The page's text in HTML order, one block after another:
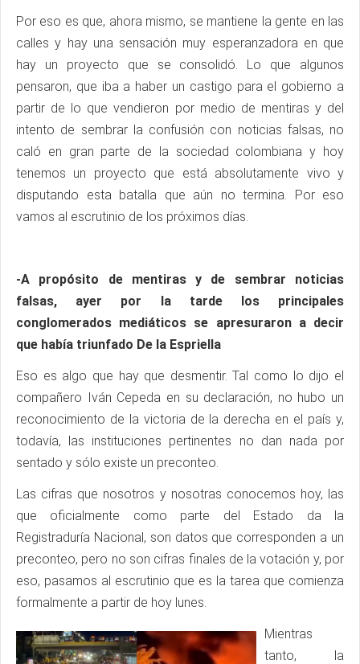
Por eso es que, ahora mismo, se mantiene la gente en las
calles y hay una sensación muy esperanzadora en que
hay un proyecto que se consolidó. Lo que algunos
pensaron, que iba a haber un castigo para el gobierno a
partir de lo que vendieron por medio de mentiras y del
intento de sembrar la confusión con noticias falsas, no
caló en gran parte de la sociedad colombiana y hoy
tenemos un proyecto que está absolutamente vivo y
disputando esta batalla que aún no termina. Por eso
vamos al escrutinio de los próximos días.
-A propósito de mentiras y de sembrar noticias
falsas, ayer por la tarde los principales
conglomerados mediáticos se apresuraron a decir
que había triunfado De la Espriella
Eso es algo que hay que desmentir. Tal como lo dijo el
compañero Iván Cepeda en su declaración, no hubo un
reconocimiento de la victoria de la derecha en el país y,
todavía, las instituciones pertinentes no dan nada por
sentado y sólo existe un preconteo.
Las cifras que nosotros y nosotras conocemos hoy, las
que oficialmente como parte del Estado da la
Registraduría Nacional, son datos que corresponden a un
preconteo, pero no son cifras finales de la votación y, por
eso, pasamos al escrutinio que es la tarea que comienza
formalmente a partir de hoy lunes.
Mientras
tanto, la